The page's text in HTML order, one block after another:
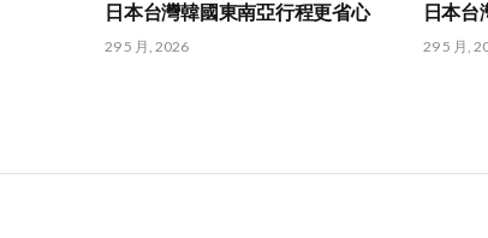
日本台灣韓國東南亞行程更省心
29 5 月, 2026
日本台
29 5 月,